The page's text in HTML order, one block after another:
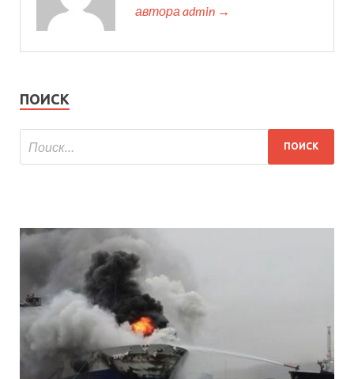
автора admin →
ПОИСК